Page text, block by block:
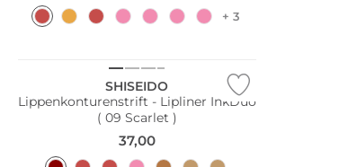
+ 3
SHISEIDO
Lippenkonturenstrift - Lipliner InkDuo
( 09 Scarlet )
37,00